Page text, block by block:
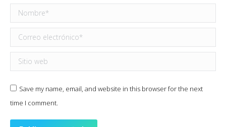
Nombre *
Correo electrónico *
Sitio web
Save my name, email, and website in this browser for the next
time I comment.